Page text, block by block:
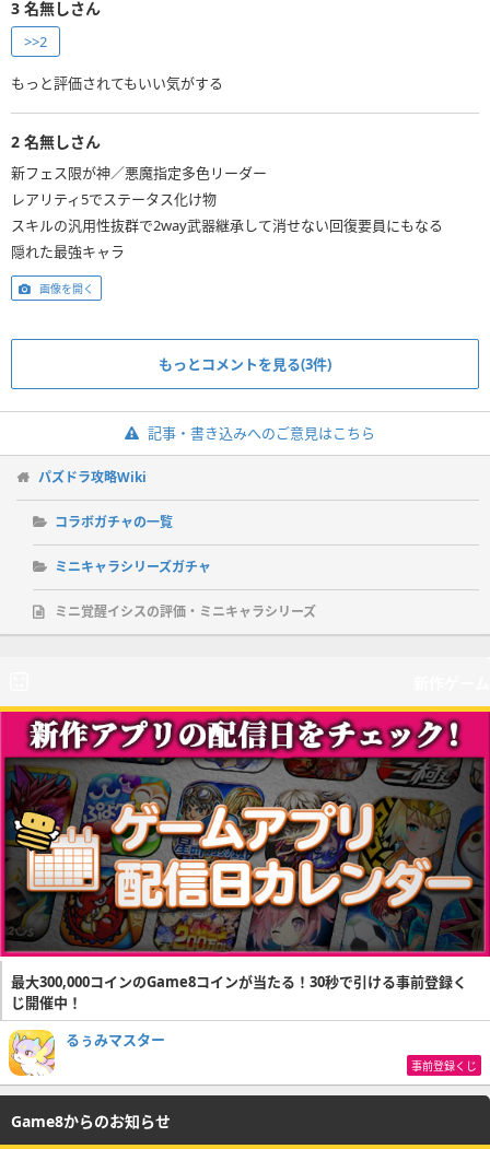
3 名無しさん
>>2
もっと評価されてもいい気がする
2 名無しさん
新フェス限が神／悪魔指定多色リーダー
レアリティ5でステータス化け物
スキルの汎用性抜群で2way武器継承して消せない回復要員にもなる
隠れた最強キャラ
画像を開く
もっとコメントを見る(3件)
記事・書き込みへのご意見はこちら
パズドラ攻略Wiki
コラボガチャの一覧
ミニキャラシリーズガチャ
ミニ覚醒イシスの評価・ミニキャラシリーズ
最大300,000コインのGame8コインが当たる！30秒で引ける事前登録く
じ開催中！
るぅみマスター
事前登録くじ
Game8からのお知らせ